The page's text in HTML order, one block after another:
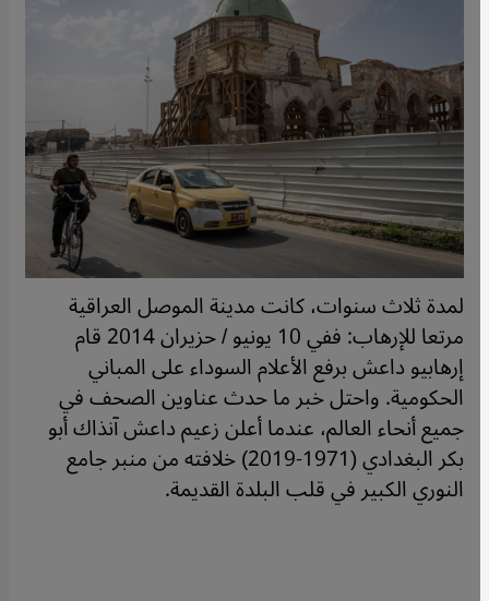
لمدة ثلاث سنوات، كانت مدينة الموصل العراقية
مرتعا للإرهاب: ففي 10 يونيو / حزيران 2014 قام
إرهابيو داعش برفع الأعلام السوداء على المباني
الحكومية. واحتل خبر ما حدث عناوين الصحف في
جميع أنحاء العالم، عندما أعلن زعيم داعش آنذاك أبو
بكر البغدادي (1971-2019) خلافته من منبر جامع
النوري الكبير في قلب البلدة القديمة.